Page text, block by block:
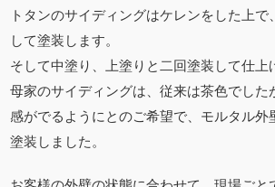
トタンのサイディングはケレンをした上で
して塗装します。
そして中塗り、上塗りと二回塗装して仕上
母家のサイディングは、従来は茶色でした
感がでるようにとのご希望で、モルタル外
塗装しました。